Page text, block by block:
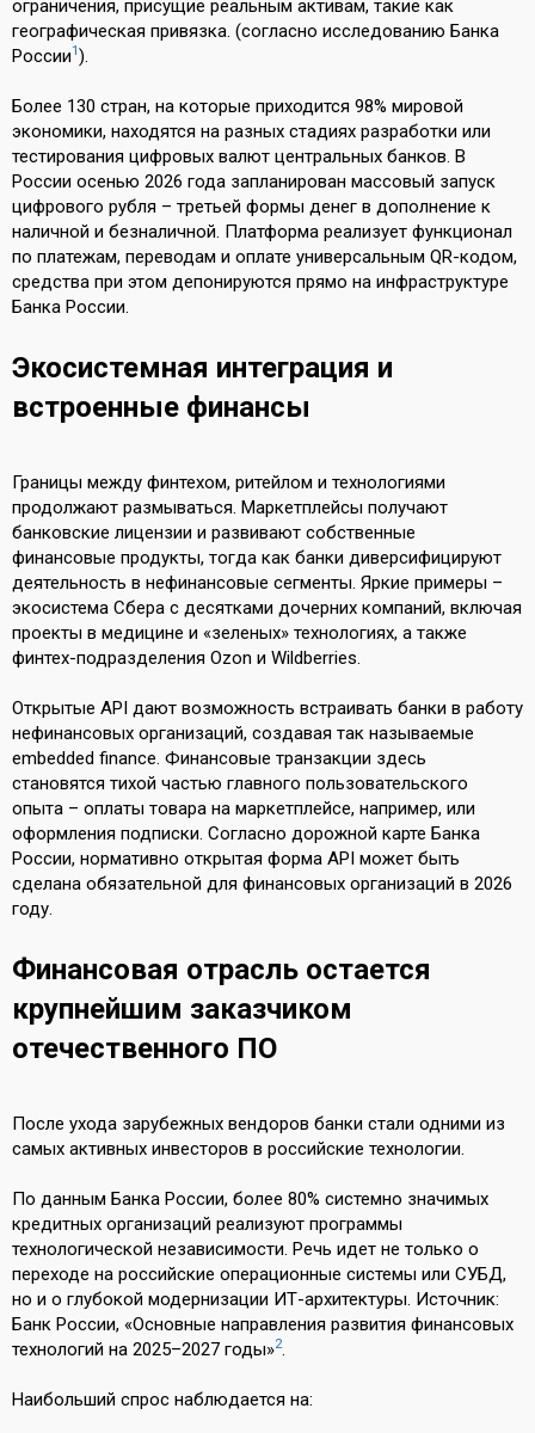
ограничения, присущие реальным активам, такие как
географическая привязка. (согласно исследованию Банка
России1).
Более 130 стран, на которые приходится 98% мировой
экономики, находятся на разных стадиях разработки или
тестирования цифровых валют центральных банков. В
России осенью 2026 года запланирован массовый запуск
цифрового рубля – третьей формы денег в дополнение к
наличной и безналичной. Платформа реализует функционал
по платежам, переводам и оплате универсальным QR-кодом,
средства при этом депонируются прямо на инфраструктуре
Банка России.
Экосистемная интеграция и
встроенные финансы
Границы между финтехом, ритейлом и технологиями
продолжают размываться. Маркетплейсы получают
банковские лицензии и развивают собственные
финансовые продукты, тогда как банки диверсифицируют
деятельность в нефинансовые сегменты. Яркие примеры –
экосистема Сбера с десятками дочерних компаний, включая
проекты в медицине и «зеленых» технологиях, а также
финтех-подразделения Ozon и Wildberries.
Открытые API дают возможность встраивать банки в работу
нефинансовых организаций, создавая так называемые
embedded finance. Финансовые транзакции здесь
становятся тихой частью главного пользовательского
опыта – оплаты товара на маркетплейсе, например, или
оформления подписки. Согласно дорожной карте Банка
России, нормативно открытая форма API может быть
сделана обязательной для финансовых организаций в 2026
году.
Финансовая отрасль остается
крупнейшим заказчиком
отечественного ПО
После ухода зарубежных вендоров банки стали одними из
самых активных инвесторов в российские технологии.
По данным Банка России, более 80% системно значимых
кредитных организаций реализуют программы
технологической независимости. Речь идет не только о
переходе на российские операционные системы или СУБД,
но и о глубокой модернизации ИТ-архитектуры. Источник:
Банк России, «Основные направления развития финансовых
технологий на 2025–2027 годы»2.
Наибольший спрос наблюдается на: